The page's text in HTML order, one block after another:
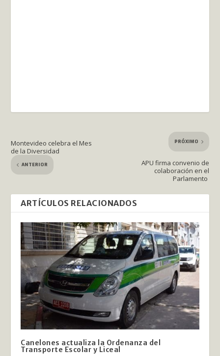
Montevideo celebra el Mes
de la Diversidad
ANTERIOR
PRÓXIMO
APU firma convenio de
colaboración en el
Parlamento
ARTÍCULOS RELACIONADOS
Canelones actualiza la Ordenanza del
Transporte Escolar y Liceal